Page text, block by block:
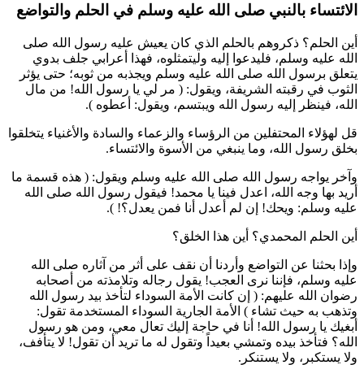
الائتساء بالنبي صلى الله عليه وسلم في الحلم والتواضع
أين الحلم؟ ذكروهم بالحلم الذي كان يعيش عليه رسول الله صلى
الله عليه وسلم، فليدعوا إليه وليتمثلوه، فهذا أعرابي جلف بدوي
يتعلق برسول الله صلى الله عليه وسلم ويجذبه من ثوبه؛ حتى يؤثر
الثوب في رقبته الشريفة، ويقول: ( مر لي يا رسول الله! من مال
الله، فينظر إليه رسول الله ويبتسم، ويقول: أعطوه ).
قل لهؤلاء المحتفلين من الرؤساء والزعماء والسادة والأغنياء يتخلقوا
بخلق رسول الله، وما ينبغي من الأسوة والائتساء.
وآخر يواجه رسول الله صلى الله عليه وسلم ويقول: ( هذه قسمة ما
أريد بها وجه الله، اعدل فينا يا محمد! فيقول رسول الله صلى الله
عليه وسلم: ويحك! إن لم أعدل أنا فمن يعدل؟! ).
أين الحلم المحمدي؟ أين هذا الخلق؟
وإذا بحثنا عن التواضع وأردنا أن نقف على أثر من آثاره صلى الله
عليه وسلم، فإننا نرى العجب! يقول رجاله وتلامذته من أصحابه
رضوان الله عليهم: ( إن كانت الأمة السوداء لتأخذ بيد رسول الله
وتذهب به حيث تشاء ) الأمة الجارية السوداء المستخدمة تقول:
أبغيك يا رسول الله! أنا في حاجة إليك تعال معي، ومن هو رسول
الله؟ فتأخذ بيده وتمشي بعيداً وتقول له ما تريد أن تقول! لا يتأفف،
ولا يستكبر، ولا يستنكر.